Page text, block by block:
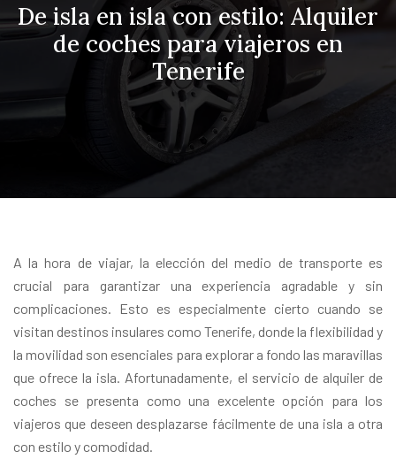
De isla en isla con estilo: Alquiler
de coches para viajeros en
Tenerife
A la hora de viajar, la elección del medio de transporte es
crucial para garantizar una experiencia agradable y sin
complicaciones. Esto es especialmente cierto cuando se
visitan destinos insulares como Tenerife, donde la flexibilidad y
la movilidad son esenciales para explorar a fondo las maravillas
que ofrece la isla. Afortunadamente, el servicio de alquiler de
coches se presenta como una excelente opción para los
viajeros que deseen desplazarse fácilmente de una isla a otra
con estilo y comodidad.